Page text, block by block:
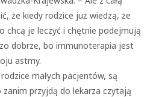
że kiedy rodzice już wiedzą, że
chcą je leczyć i chętnie podejmują
dobrze, bo immunoterapia jest
astmy.
małych pacjentów, są
przyjdą do lekarza czytają